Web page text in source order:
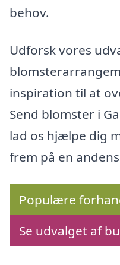
behov.
Udforsk vores
inspiration til at
Send blomster i
lad os hjælpe dig
frem på en
Populære
Se udvalget af